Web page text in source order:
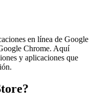
en línea de Google
Chrome. Aquí
y aplicaciones que